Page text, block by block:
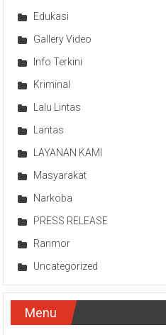
Edukasi
Gallery Video
Info Terkini
Kriminal
Lalu Lintas
Lantas
LAYANAN KAMI
Masyarakat
Narkoba
PRESS RELEASE
Ranmor
Uncategorized
Menu